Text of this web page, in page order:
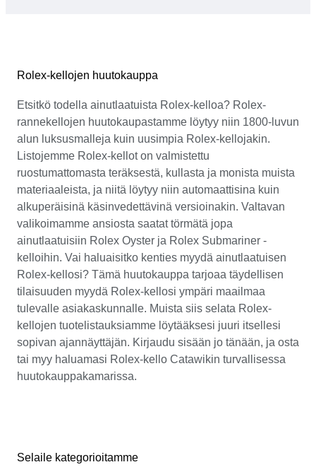
Rolex-kellojen huutokauppa
Etsitkö todella ainutlaatuista Rolex-kelloa? Rolex-
rannekellojen huutokaupastamme löytyy niin 1800-luvun
alun luksusmalleja kuin uusimpia Rolex-kellojakin.
Listojemme Rolex-kellot on valmistettu
ruostumattomasta teräksestä, kullasta ja monista muista
materiaaleista, ja niitä löytyy niin automaattisina kuin
alkuperäisinä käsinvedettävinä versioinakin. Valtavan
valikoimamme ansiosta saatat törmätä jopa
ainutlaatuisiin Rolex Oyster ja Rolex Submariner -
kelloihin. Vai haluaisitko kenties myydä ainutlaatuisen
Rolex-kellosi? Tämä huutokauppa tarjoaa täydellisen
tilaisuuden myydä Rolex-kellosi ympäri maailmaa
tulevalle asiakaskunnalle. Muista siis selata Rolex-
kellojen tuotelistauksiamme löytääksesi juuri itsellesi
sopivan ajannäyttäjän. Kirjaudu sisään jo tänään, ja osta
tai myy haluamasi Rolex-kello Catawikin turvallisessa
huutokauppakamarissa.
Selaile kategorioitamme